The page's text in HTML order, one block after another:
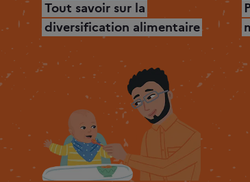
Tout savoir sur la
diversification alimentaire